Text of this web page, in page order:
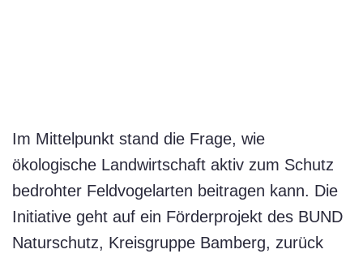
Im Mittelpunkt stand die Frage, wie
ökologische Landwirtschaft aktiv zum Schutz
bedrohter Feldvogelarten beitragen kann. Die
Initiative geht auf ein Förderprojekt des BUND
Naturschutz, Kreisgruppe Bamberg, zurück